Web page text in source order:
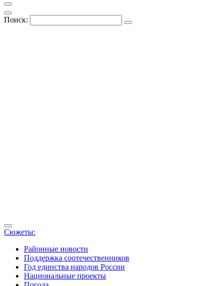
Поиск:
Сюжеты:
Районные новости
Поддержка соотечественников
Год единства народов России
Национальные проекты